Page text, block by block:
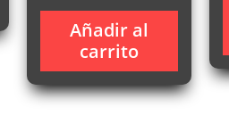
precio
original
era:
$39.800.
precio
$29.980.
Añadir al
carrito